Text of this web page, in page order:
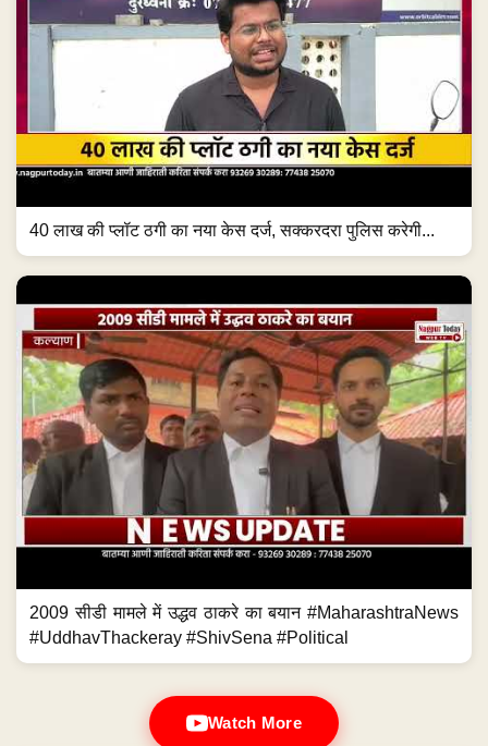
40 लाख की प्लॉट ठगी का नया केस दर्ज, सक्करदरा पुलिस करेगी...
2009 सीडी मामले में उद्धव ठाकरे का बयान #MaharashtraNews
#UddhavThackeray #ShivSena #Political
Watch More